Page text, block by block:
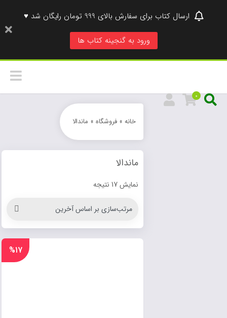
ارسال کتاب برای سفارش بالای 999 تومان رایگان شد ♥
ورود به گنجینه کتاب ها
خانه» فروشگاه» ماندالا
ماندالا
نمایش 17 نتیجه
%۱۷